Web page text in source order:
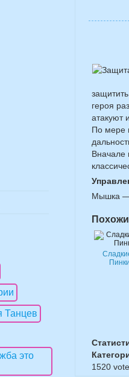
героя
атакуют
По мере
Вначале
Мышка —
1520